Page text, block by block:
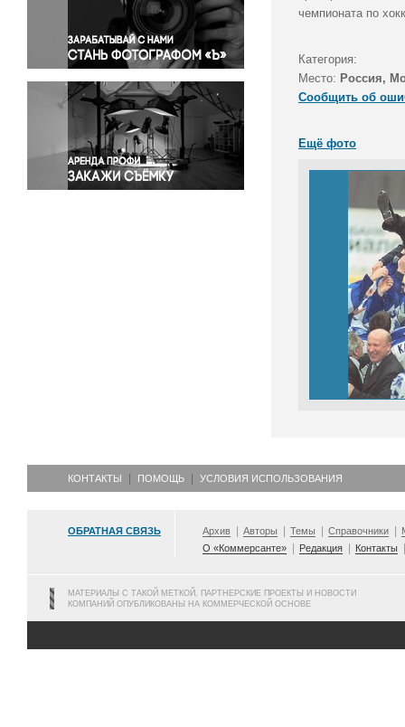
Правосудие
Происшествия и конфликты
Религия
Светская жизнь
Спорт
Экология
Экономика и бизнес
чемпионата по
Категория:
Место: Россия,
Сообщить об
Ещё фото
КОНТАКТЫ ПОМОЩЬ УСЛОВИЯ ИСПОЛЬЗОВАНИЯ
ОБРАТНАЯ СВЯЗЬ Архив Авторы Темы Справочники
О «Коммерсанте»
Редакция Контакты
МАТЕРИАЛЫ С ТАКОЙ МЕТКОЙ, ПАРТНЕРСКИЕ ПРОЕКТЫ И НОВОСТИ
КОМПАНИЙ ОПУБЛИКОВАНЫ НА КОММЕРЧЕСКОЙ ОСНОВЕ